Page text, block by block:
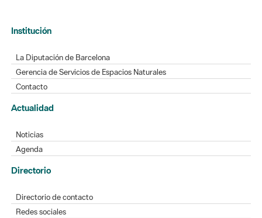
Institución
La Diputación de Barcelona
Gerencia de Servicios de Espacios Naturales
Contacto
Actualidad
Noticias
Agenda
Directorio
Directorio de contacto
Redes sociales